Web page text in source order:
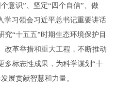
意识”、坚定“四个自信”、做
学习领会习近平总书记重要讲话
究“十五五”时期生态环境保护目
改革举措和重大工程，不断推动
多标志性成果，为科学谋划“十
展贡献智慧和力量。